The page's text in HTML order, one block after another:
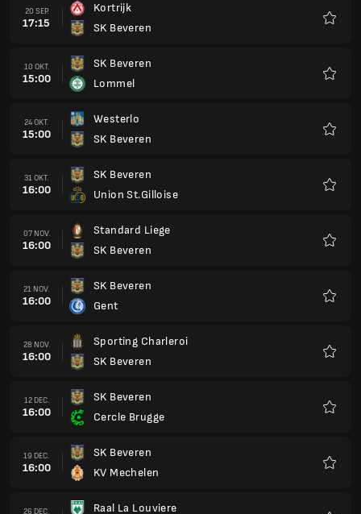
20 SEP.
17:15
Kortrijk
SK Beveren
10 OKT.
15:00
SK Beveren
Lommel
24 OKT.
15:00
Westerlo
SK Beveren
31 OKT.
16:00
SK Beveren
Union St.Gilloise
07 NOV.
16:00
Standard Liege
SK Beveren
21 NOV.
16:00
SK Beveren
Gent
28 NOV.
16:00
Sporting Charleroi
SK Beveren
12 DEC.
16:00
SK Beveren
Cercle Brugge
19 DEC.
16:00
SK Beveren
KV Mechelen
26 DEC.
Raal La Louviere